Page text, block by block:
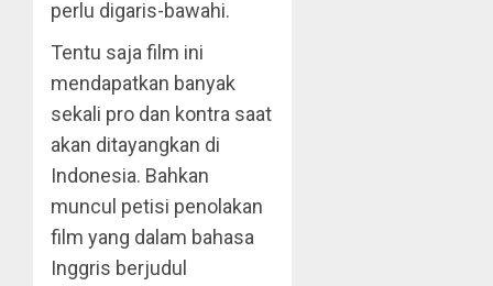
perlu digaris-bawahi.
Tentu saja film ini
mendapatkan banyak
sekali pro dan kontra saat
akan ditayangkan di
Indonesia. Bahkan
muncul petisi penolakan
film yang dalam bahasa
Inggris berjudul